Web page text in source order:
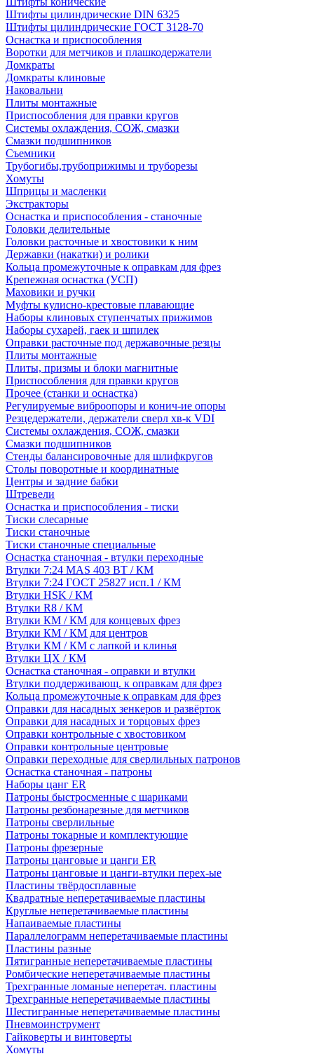
Штифты цилиндрические DIN 6325
Штифты цилиндрические ГОСТ 3128-70
Оснастка и приспособления
Воротки для метчиков и плашкодержатели
Домкраты
Домкраты клиновые
Наковальни
Плиты монтажные
Приспособления для правки кругов
Системы охлаждения, СОЖ, смазки
Смазки подшипников
Съемники
Трубогибы,трубоприжимы и труборезы
Хомуты
Шприцы и масленки
Экстракторы
Оснастка и приспособления - станочные
Головки делительные
Головки расточные и хвостовики к ним
Державки (накатки) и ролики
Кольца промежуточные к оправкам для фрез
Крепежная оснастка (УСП)
Маховики и ручки
Муфты кулисно-крестовые плавающие
Наборы клиновых ступенчатых прижимов
Наборы сухарей, гаек и шпилек
Оправки расточные под державочные резцы
Плиты монтажные
Плиты, призмы и блоки магнитные
Приспособления для правки кругов
Прочее (станки и оснастка)
Регулируемые виброопоры и конич-ие опоры
Резцедержатели, держатели сверл хв-к VDI
Системы охлаждения, СОЖ, смазки
Смазки подшипников
Стенды балансировочные для шлифкругов
Столы поворотные и координатные
Центры и задние бабки
Штревели
Оснастка и приспособления - тиски
Тиски слесарные
Тиски станочные
Тиски станочные специальные
Оснастка станочная - втулки переходные
Втулки 7:24 MAS 403 BT / КМ
Втулки 7:24 ГОСТ 25827 исп.1 / КМ
Втулки HSK / КМ
Втулки R8 / КМ
Втулки КМ / КМ для концевых фрез
Втулки КМ / КМ для центров
Втулки КМ / КМ с лапкой и клинья
Втулки ЦХ / КМ
Оснастка станочная - оправки и втулки
Втулки поддерживающ. к оправкам для фрез
Кольца промежуточные к оправкам для фрез
Оправки для насадных зенкеров и развёрток
Оправки для насадных и торцовых фрез
Оправки контрольные с хвостовиком
Оправки контрольные центровые
Оправки переходные для сверлильных патронов
Оснастка станочная - патроны
Наборы цанг ER
Патроны быстросменные с шариками
Патроны резбонарезные для метчиков
Патроны сверлильные
Патроны токарные и комплектующие
Патроны фрезерные
Патроны цанговые и цанги ER
Патроны цанговые и цанги-втулки перех-ые
Пластины твёрдосплавные
Квадратные неперетачиваемые пластины
Круглые неперетачиваемые пластины
Напаиваемые пластины
Параллелограмм неперетачиваемые пластины
Пластины разные
Пятигранные неперетачиваемые пластины
Ромбические неперетачиваемые пластины
Трехгранные ломаные неперетач. пластины
Трехгранные неперетачиваемые пластины
Шестигранные неперетачиваемые пластины
Пневмоинструмент
Гайковерты и винтоверты
Хомуты